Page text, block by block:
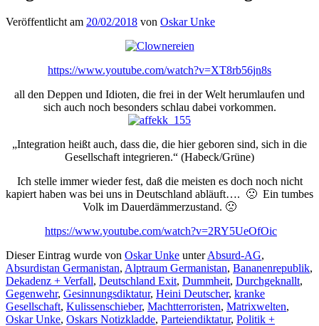
Veröffentlicht am 20/02/2018 von Oskar Unke
https://www.youtube.com/watch?v=XT8rb56jn8s
all den Deppen und Idioten, die frei in der Welt herumlaufen und
sich auch noch besonders schlau dabei vorkommen.
„Integration heißt auch, dass die, die hier geboren sind, sich in die
Gesellschaft integrieren.“ (Habeck/Grüne)
Ich stelle immer wieder fest, daß die meisten es doch noch nicht
kapiert haben was bei uns in Deutschland abläuft…. 🙁 Ein tumbes
Volk im Dauerdämmerzustand. 🙁
https://www.youtube.com/watch?v=2RY5UeOfOic
Dieser Eintrag wurde von Oskar Unke unterAbsurd-AG,
Absurdistan Germanistan, Alptraum Germanistan, Bananenrepublik,
Dekadenz + Verfall, Deutschland Exit, Dummheit, Durchgeknallt,
Gegenwehr, Gesinnungsdiktatur, Heini Deutscher, kranke
Gesellschaft, Kulissenschieber, Machtterroristen, Matrixwelten,
Oskar Unke, Oskars Notizkladde, Parteiendiktatur, Politik +